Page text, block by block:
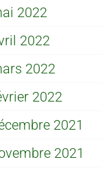
2022
2022
2022
2022
2021
2021